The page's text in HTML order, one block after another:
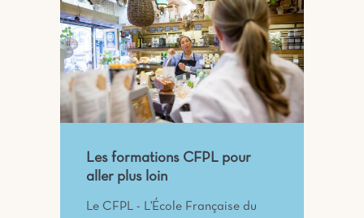
Les formations CFPL pour
aller plus loin
Le CFPL - L'École Française du